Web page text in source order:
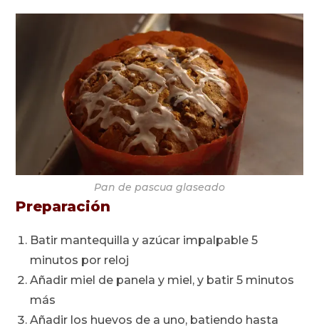
Pan de pascua glaseado
Preparación
Batir mantequilla y azúcar impalpable 5
minutos por reloj
Añadir miel de panela y miel, y batir 5 minutos
más
Añadir los huevos de a uno, batiendo hasta